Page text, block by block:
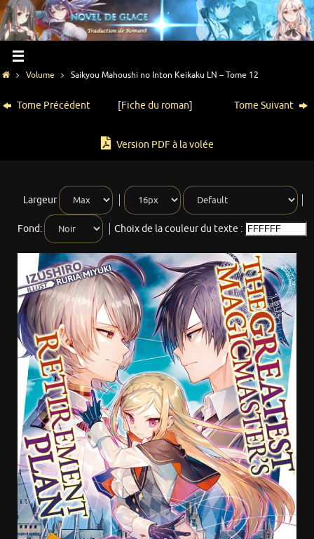
Volume Saikyou Mahoushi no Inton Keikaku LN – Tome 12
Tome Précédent [Fiche du roman] Tome Suivant
Version PDF à la volée
Largeur
Fond: Choix de la couleur du texte :